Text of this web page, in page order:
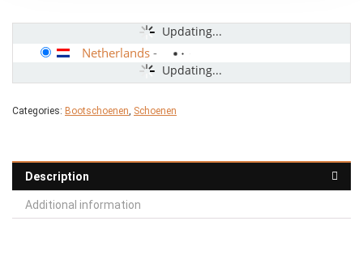
Updating...
Updating...
Netherlands -
Categories: Bootschoenen, Schoenen
Description
Additional information